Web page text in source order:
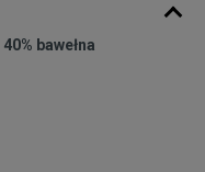
bawełna